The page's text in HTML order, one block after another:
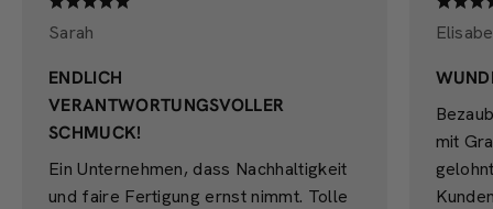
Sarah
ENDLICH
VERANTWORTUNGSVOLLER
SCHMUCK!
Ein Unternehmen, dass Nachhaltigkeit
und faire Fertigung ernst nimmt. Tolle
mit